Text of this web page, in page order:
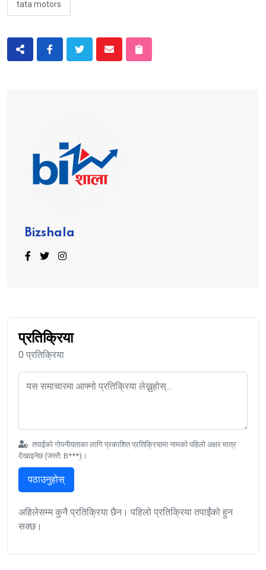
tata motors
Bizshala
प्रतिक्रिया
0 प्रतिक्रिया
तपाईंको गोपनीयताका लागि प्रकाशित प्रतिक्रियामा नामको पहिलो अक्षर मात्र
देखाइनेछ (जस्तै: B***)।
पठाउनुहोस्
अहिलेसम्म कुनै प्रतिक्रिया छैन। पहिलो प्रतिक्रिया तपाईंको हुन
सक्छ।